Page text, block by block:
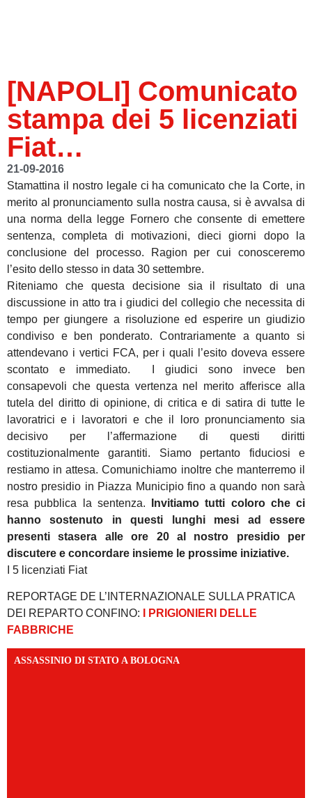
[NAPOLI] Comunicato
stampa dei 5 licenziati
Fiat…
21-09-2016
Stamattina il nostro legale ci ha comunicato che la Corte, in
merito al pronunciamento sulla nostra causa, si è avvalsa di
una norma della legge Fornero che consente di emettere
sentenza, completa di motivazioni, dieci giorni dopo la
conclusione del processo. Ragion per cui conosceremo
l’esito dello stesso in data 30 settembre.
Riteniamo che questa decisione sia il risultato di una
discussione in atto tra i giudici del collegio che necessita di
tempo per giungere a risoluzione ed esperire un giudizio
condiviso e ben ponderato. Contrariamente a quanto si
attendevano i vertici FCA, per i quali l’esito doveva essere
scontato e immediato.
I giudici sono invece ben
consapevoli che questa vertenza nel merito afferisce alla
tutela del diritto di opinione, di critica e di satira di tutte le
lavoratrici e i lavoratori e che il loro pronunciamento sia
decisivo per l’affermazione di questi diritti
costituzionalmente garantiti. Siamo pertanto fiduciosi e
restiamo in attesa. Comunichiamo inoltre che manterremo il
nostro presidio in Piazza Municipio fino a quando non sarà
resa pubblica la sentenza. Invitiamo tutti coloro che ci
hanno sostenuto in questi lunghi mesi ad essere
presenti stasera alle ore 20 al nostro presidio per
discutere e concordare insieme le prossime iniziative.
I 5 licenziati Fiat
REPORTAGE DE L’INTERNAZIONALE SULLA PRATICA
DEI REPARTO CONFINO:
I PRIGIONIERI DELLE
FABBRICHE
ASSASSINIO DI STATO A BOLOGNA